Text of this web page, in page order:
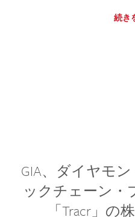
続き
GIA、ダイヤモ
ックチェーン・
「Tracr」の